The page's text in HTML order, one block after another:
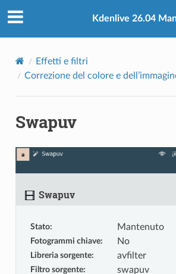
Kdenlive 26.04
Effetti e filtri
Correzione del colore e
Swapuv
Swapuv
Stato: Mantenuto
Fotogrammi chiave: No
Libreria sorgente: avfilter
Filtro sorgente: swapuv